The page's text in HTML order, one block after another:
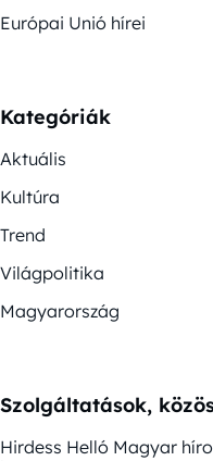
Európai Unió hírei
Kategóriák
Aktuális
Kultúra
Trend
Világpolitika
Magyarország
Szolgáltatások,
Hirdess Helló Magyar